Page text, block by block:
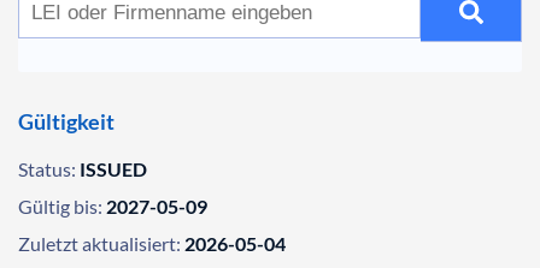
Gültigkeit
Status: ISSUED
Gültig bis: 2027-05-09
Zuletzt aktualisiert: 2026-05-04